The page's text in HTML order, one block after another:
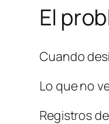
El
Cuando
Lo que no
Registros